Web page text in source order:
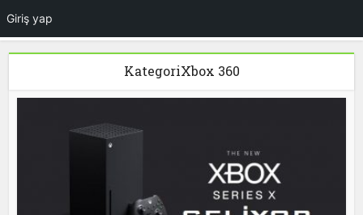
KategoriXbox 360
Giriş yap